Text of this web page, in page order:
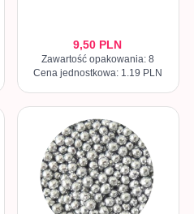
9,50 PLN
Zawartość opakowania: 8
Cena jednostkowa: 1.19 PLN